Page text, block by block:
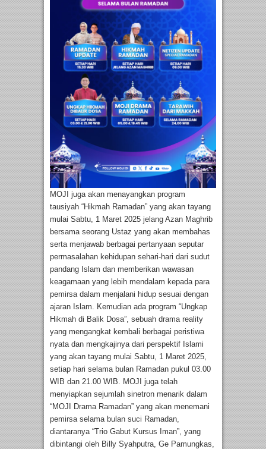
MOJI juga akan menayangkan program
tausiyah “Hikmah Ramadan” yang akan tayang
mulai Sabtu, 1 Maret 2025 jelang Azan Maghrib
bersama seorang Ustaz yang akan membahas
serta menjawab berbagai pertanyaan seputar
permasalahan kehidupan sehari-hari dari sudut
pandang Islam dan memberikan wawasan
keagamaan yang lebih mendalam kepada para
pemirsa dalam menjalani hidup sesuai dengan
ajaran Islam. Kemudian ada program “Ungkap
Hikmah di Balik Dosa”, sebuah drama reality
yang mengangkat kembali berbagai peristiwa
nyata dan mengkajinya dari perspektif Islami
yang akan tayang mulai Sabtu, 1 Maret 2025,
setiap hari selama bulan Ramadan pukul 03.00
WIB dan 21.00 WIB. MOJI juga telah
menyiapkan sejumlah sinetron menarik dalam
“MOJI Drama Ramadan” yang akan menemani
pemirsa selama bulan suci Ramadan,
diantaranya “Trio Gabut Kursus Iman”, yang
dibintangi oleh Billy Syahputra, Ge Pamungkas,